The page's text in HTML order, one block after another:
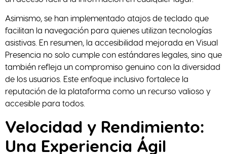
Asimismo, se han implementado atajos de teclado que
facilitan la navegación para quienes utilizan tecnologías
asistivas. En resumen, la accesibilidad mejorada en Visual
Presencia no solo cumple con estándares legales, sino que
también refleja un compromiso genuino con la diversidad
de los usuarios. Este enfoque inclusivo fortalece la
reputación de la plataforma como un recurso valioso y
accesible para todos.
Velocidad y Rendimiento:
Una Experiencia Ágil